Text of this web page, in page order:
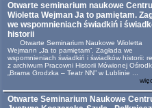
Otwarte seminarium naukowe
Wioletta Wejman Ja to pamiętam.
we wspomnieniach świadkiń i
historii
Otwarte Seminarium Naukowe Wioletta
Wejmann „Ja to pamiętam”. Zagłada we
wspomnieniach świadkiń i świadków historii:
z archiwum Pracowni Historii Mówionej
„Brama Grodzka – Teatr NN” w Lublinie ...
Otwarte Seminarium Naukowe